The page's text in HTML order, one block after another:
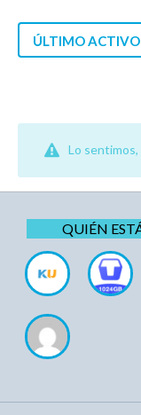
ÚLTIMO ACTIVO
Lo
QUIÉN